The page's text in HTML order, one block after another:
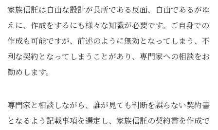
家族信託は自由な設計が長所である反面、自由であるがゆ
えに、作成をするにも様々な知識が必要です。ご自身での
作成も可能ですが、前述のように無効となってしまう、不
利な契約となってしまうことがあり、専門家への相談をお
勧めします。
専門家と相談しながら、誰が見ても判断を誤らない契約書
となるよう記載事項を選定し、家族信託の契約書を作成で